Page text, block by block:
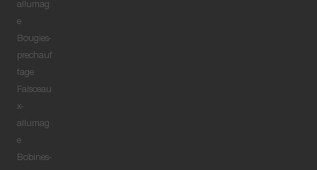
allumag
e
Bougies-
prechauf
fage
Faisceau
x-
allumag
e
Bobines-